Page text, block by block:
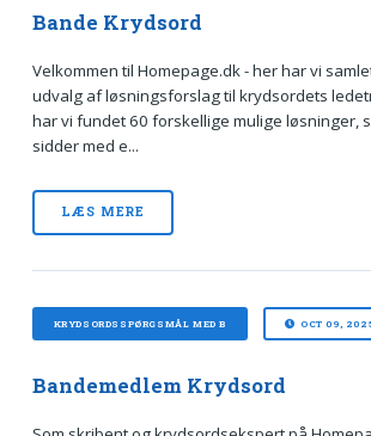
Bande Krydsord
Velkommen til Homepage.dk - her har vi
udvalg af løsningsforslag til krydsordets
har vi fundet 60 forskellige mulige løsninger,
sidder med e...
LÆS MERE
KRYDSORDSSPØRGSMÅL MED B OCT 09,
Bandemedlem Krydsord